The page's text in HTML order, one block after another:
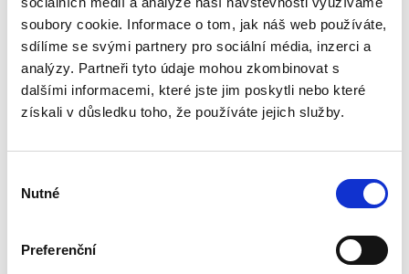
soubory cookie. Informace o tom, jak náš web používáte,
sdílíme se svými partnery pro sociální média, inzerci a
analýzy. Partneři tyto údaje mohou zkombinovat s
dalšími informacemi, které jste jim poskytli nebo které
získali v důsledku toho, že používáte jejich služby.
souhlasu
Nutné
Preferenční
Překládaná publikace přináší ucelený výklad
krizové energetické legislativy přijímané od
února 2022. Jako praktická příručka
srozumitelně vysvětluje právní nástroje, které
pomohly zvládnout tuto...